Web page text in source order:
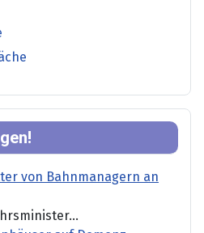
von Bahnmanagern an